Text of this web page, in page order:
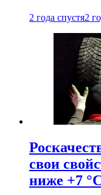
2 года спустя2
свои
ниже +7